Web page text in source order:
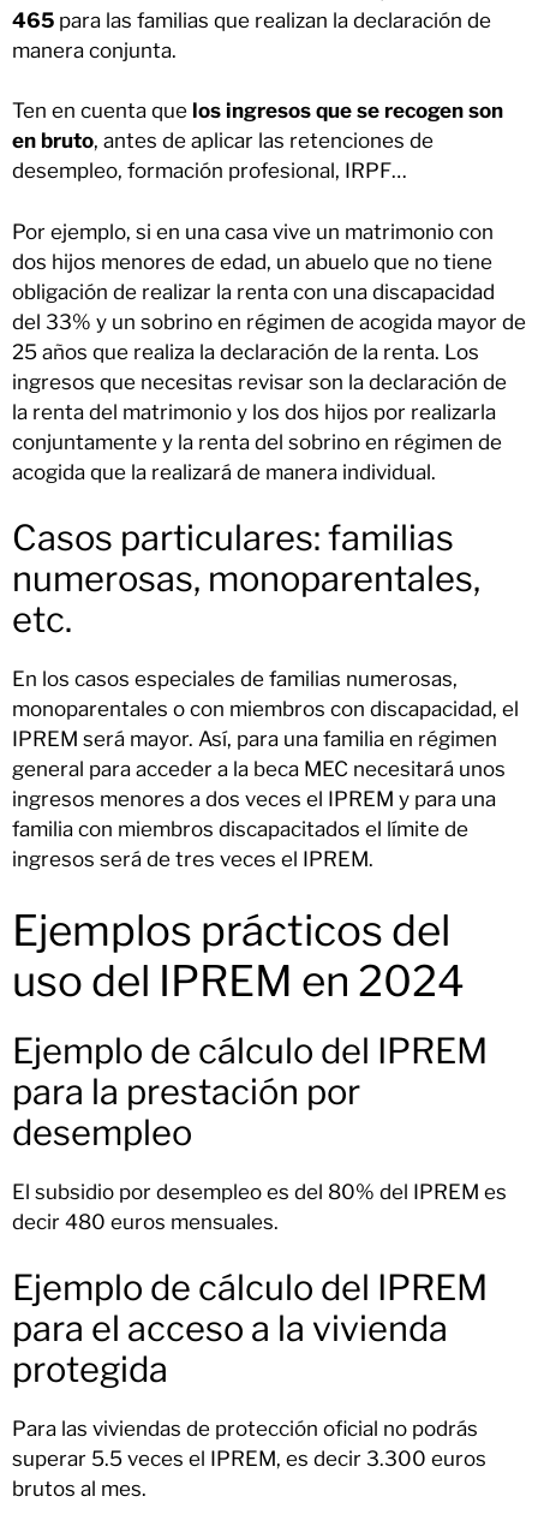
465 para las familias que realizan la declaración de
manera conjunta.
Ten en cuenta que los ingresos que se recogen son
en bruto, antes de aplicar las retenciones de
desempleo, formación profesional, IRPF…
Por ejemplo, si en una casa vive un matrimonio con
dos hijos menores de edad, un abuelo que no tiene
obligación de realizar la renta con una discapacidad
del 33% y un sobrino en régimen de acogida mayor de
25 años que realiza la declaración de la renta. Los
ingresos que necesitas revisar son la declaración de
la renta del matrimonio y los dos hijos por realizarla
conjuntamente y la renta del sobrino en régimen de
acogida que la realizará de manera individual.
Casos particulares: familias
numerosas, monoparentales,
etc.
En los casos especiales de familias numerosas,
monoparentales o con miembros con discapacidad, el
IPREM será mayor. Así, para una familia en régimen
general para acceder a la beca MEC necesitará unos
ingresos menores a dos veces el IPREM y para una
familia con miembros discapacitados el límite de
ingresos será de tres veces el IPREM.
Ejemplos prácticos del
uso del IPREM en 2024
Ejemplo de cálculo del IPREM
para la prestación por
desempleo
El subsidio por desempleo es del 80% del IPREM es
decir 480 euros mensuales.
Ejemplo de cálculo del IPREM
para el acceso a la vivienda
protegida
Para las viviendas de protección oficial no podrás
superar 5.5 veces el IPREM, es decir 3.300 euros
brutos al mes.